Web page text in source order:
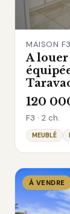
MAISON
A
120
F3 · 2 ch.
MEUBLÉ
À VENDRE